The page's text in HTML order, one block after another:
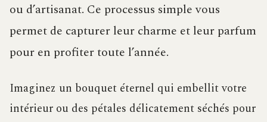
ou d’artisanat. Ce processus simple vous
permet de capturer leur charme et leur parfum
pour en profiter toute l’année.
Imaginez un bouquet éternel qui embellit votre
intérieur ou des pétales délicatement séchés pour